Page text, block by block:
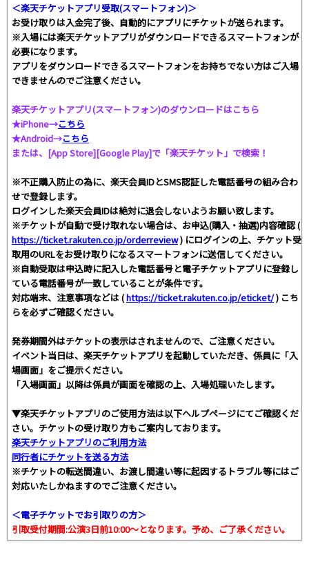
＜楽天チケットアプリ受取(スマートフォン)＞
お受け取りは入金完了後、自動的にアプリにチケットが送られます。
※入場には楽天チケットアプリがダウンロードできるスマートフォンが
必要になります。
アプリをダウンロードできるスマートフォンをお持ちでない方はご入場
できませんのでご注意ください。
楽天チケットアプリ(スマートフォン)のダウンロードはこちら
★iPhone→こちら
★Android→こちら
または、[App Store][Google Play]で「楽天チケット」で検索！
※不正購入防止の為に、楽天会員IDとSMS認証した電話番号の組み合わ
せで登録します。
ログインした楽天会員IDは絶対に退会しないようお願い致します。
※チケットが自動で受け取れない場合は、お申込(購入・抽選)内容確認 (
https://ticket.rakuten.co.jp/orderreview) にログインの上、チケット受
取用のURLをお受け取りになるスマートフォンに送信してください。
※自動受取は申込時に記入した電話番号と電子チケットアプリに登録し
ている電話番号が一致していることが条件です。
対応端末、注意事項などは (https://ticket.rakuten.co.jp/eticket/) こち
らを必ずご確認ください。
発券期間外はチケットの表示はされませんので、ご注意ください。
イベント当日は、楽天チケットアプリを起動していただき、係員に「入
場画面」をご提示ください。
「入場画面」以降は係員が画面を確認の上、入場処理いたします。
▼楽天チケットアプリのご使用方法は以下ヘルプページにてご確認くだ
さい。チケットの受け取り方もご案内しております。
楽天チケットアプリのご利用方法
同行者にチケットを送る方法
※チケットの転送間違い、お渡し間違い等に起因するトラブル等にはご
対応いたしかねますのでご注意ください。
＜電子チケットでお引取りの方＞
引取受付期間:公演3日前10:00～となります。予め、ご了承ください。